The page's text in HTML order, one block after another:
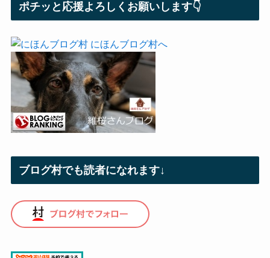
ポチッと応援よろしくお願いします👇
ブログ村でも読者になれます↓